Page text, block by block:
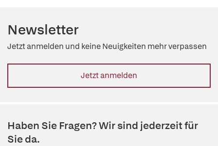
Newsletter
Jetzt anmelden und keine Neuigkeiten mehr verpassen
Jetzt anmelden
Haben Sie Fragen? Wir sind jederzeit für
Sie da.